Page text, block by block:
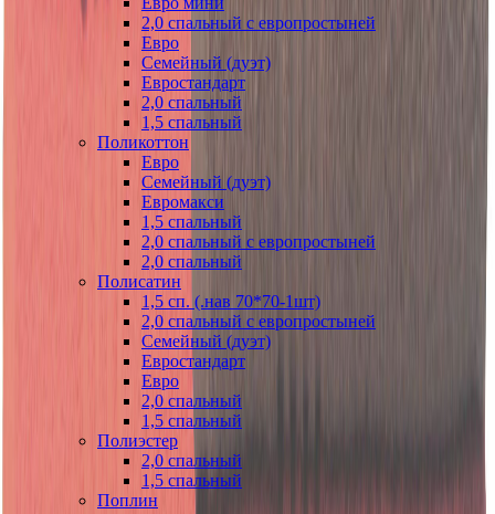
2,0 спальный с европростыней
Евро
Семейный (дуэт)
Евростандарт
2,0 спальный
1,5 спальный
Поликоттон
Евро
Семейный (дуэт)
Евромакси
1,5 спальный
2,0 спальный с европростыней
2,0 спальный
Полисатин
1,5 сп. (.нав 70*70-1шт)
2,0 спальный с европростыней
Семейный (дуэт)
Евростандарт
Евро
2,0 спальный
1,5 спальный
Полиэстер
2,0 спальный
1,5 спальный
Поплин